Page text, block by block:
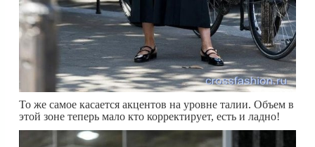
То же самое касается акцентов на уровне талии. Объем в
этой зоне теперь мало кто корректирует, есть и ладно!